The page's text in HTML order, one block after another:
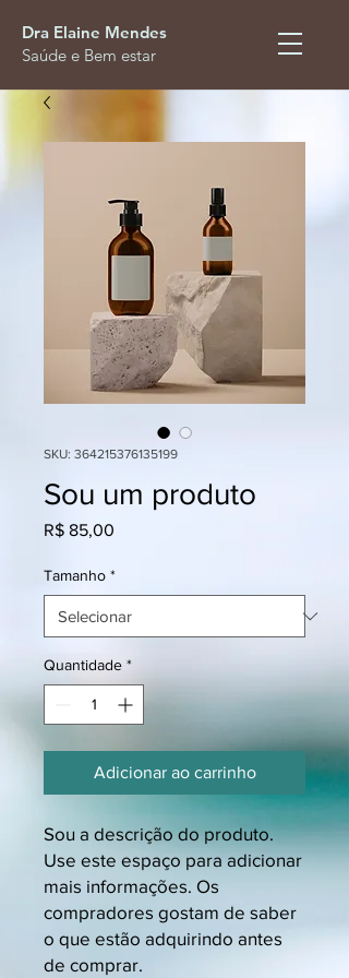
Dra Elaine Mendes
Saúde e Bem estar
SKU: 364215376135199
Sou um produto
R$ 85,00
Tamanho *
Quantidade *
Adicionar ao carrinho
Sou a descrição do produto.
Use este espaço para adicionar
mais informações. Os
compradores gostam de saber
o que estão adquirindo antes
de comprar.